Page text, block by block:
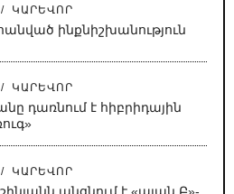
/ ԿԱՐԵՎՈՐ
ինքնիշխանություն
/ ԿԱՐԵՎՈՐ
դառնում է հիբրիդային
/ ԿԱՐԵՎՈՐ